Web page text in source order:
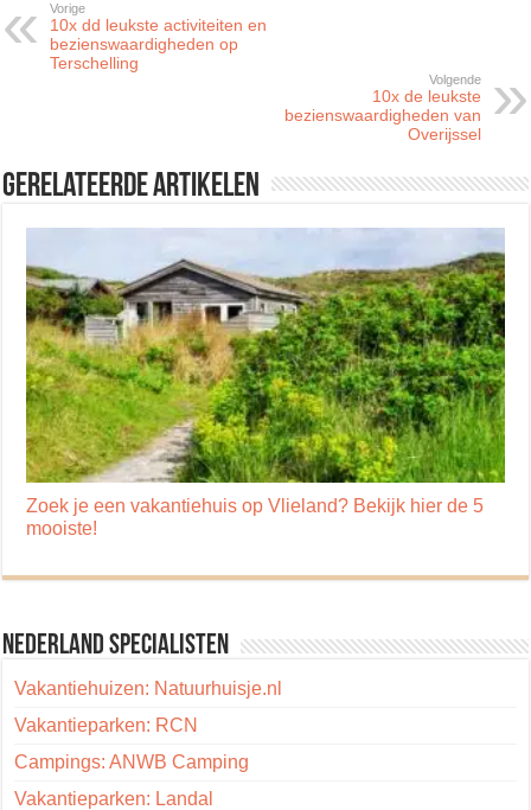
Vorige
10x dd leukste activiteiten en
bezienswaardigheden op
Terschelling
Volgende
10x de leukste
bezienswaardigheden van
Overijssel
Gerelateerde artikelen
Zoek je een vakantiehuis op Vlieland? Bekijk hier de 5
mooiste!
Nederland specialisten
Vakantiehuizen: Natuurhuisje.nl
Vakantieparken: RCN
Campings: ANWB Camping
Vakantieparken: Landal